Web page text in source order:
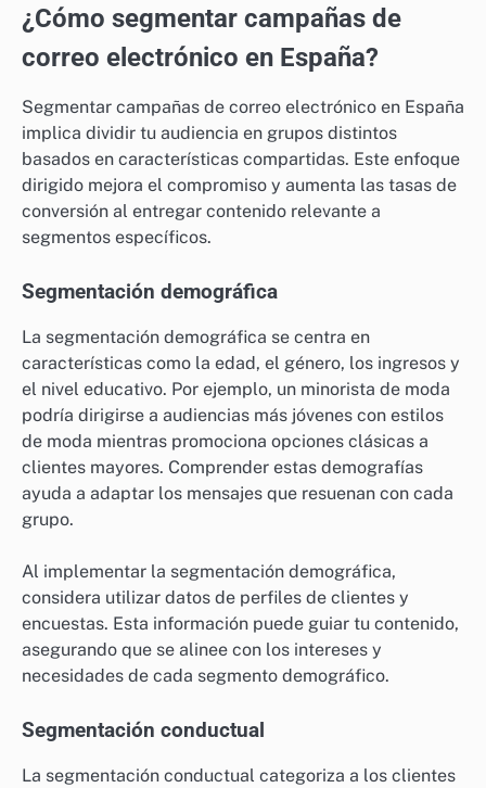
¿Cómo segmentar campañas de
correo electrónico en España?
Segmentar campañas de correo electrónico en España
implica dividir tu audiencia en grupos distintos
basados en características compartidas. Este enfoque
dirigido mejora el compromiso y aumenta las tasas de
conversión al entregar contenido relevante a
segmentos específicos.
Segmentación demográfica
La segmentación demográfica se centra en
características como la edad, el género, los ingresos y
el nivel educativo. Por ejemplo, un minorista de moda
podría dirigirse a audiencias más jóvenes con estilos
de moda mientras promociona opciones clásicas a
clientes mayores. Comprender estas demografías
ayuda a adaptar los mensajes que resuenan con cada
grupo.
Al implementar la segmentación demográfica,
considera utilizar datos de perfiles de clientes y
encuestas. Esta información puede guiar tu contenido,
asegurando que se alinee con los intereses y
necesidades de cada segmento demográfico.
Segmentación conductual
La segmentación conductual categoriza a los clientes